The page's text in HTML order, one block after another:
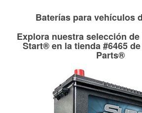
Rectificación de tambores y discos de
Baterías para vehículos
Explora nuestra selección
Start® en la tienda #6465
Parts®